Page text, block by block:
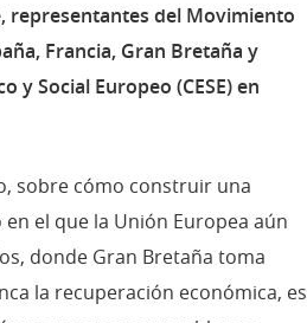
representantes del Movimiento
Francia, Gran Bretaña y
y Social Europeo (CESE) en
sobre cómo construir una
el que la Unión Europea aún
donde Gran Bretaña toma
la recuperación económica, es